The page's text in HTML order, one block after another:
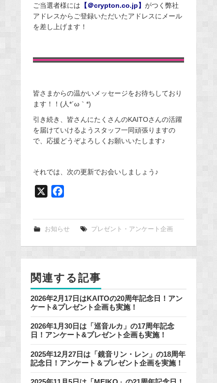
ご当選者様には 【＠crypton.co.jp】 がつく弊社
アドレスからご登録いただいたアドレスにメール
を差し上げます！
皆さまからの温かいメッセージをお待ちしており
ます！！(人*´ω｀*)
引き続き、皆さんにたくさんのKAITOさんの活躍
を届けていけるようスタッフ一同頑張りますの
で、応援どうぞよろしくお願いいたします♪
それでは、次の更新でお会いしましょう♪
e
k
お知らせ プレゼント・アンケート企画
関連する記事
2026年2月17日はKAITOの20周年記念日！アン
ケート&プレゼント企画も実施！
2026年1月30日は「巡音ルカ」の17周年記念
日！アンケート&プレゼント企画も実施！
2025年12月27日は「鏡音リン・レン」の18周年
記念日！アンケート＆プレゼント企画を実施！